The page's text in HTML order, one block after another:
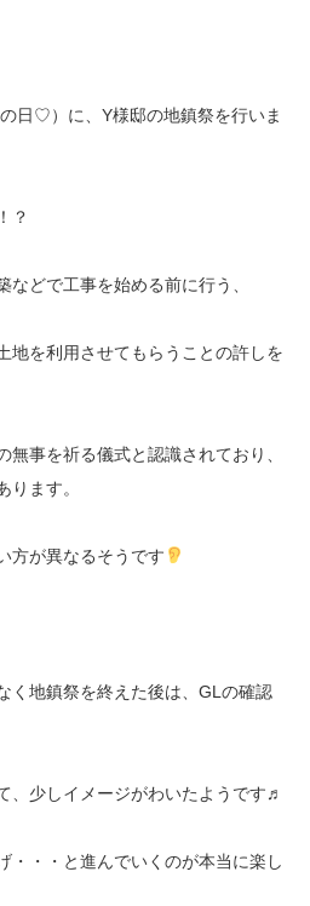
日♡）に、Y様邸の地鎮祭を行いま
？
どで工事を始める前に行う、
地を利用させてもらうことの許しを
事を祈る儀式と認識されており、
ります。
方が異なるそうです
く地鎮祭を終えた後は、GLの確認
、少しイメージがわいたようです♬
・・・と進んでいくのが本当に楽し